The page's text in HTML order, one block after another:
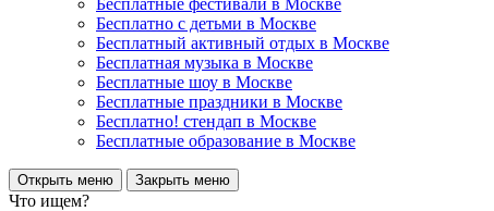
Бесплатные фестивали в Москве
Бесплатно с детьми в Москве
Бесплатный активный отдых в Москве
Бесплатная музыка в Москве
Бесплатные шоу в Москве
Бесплатные праздники в Москве
Бесплатно! стендап в Москве
Бесплатные образование в Москве
Открыть меню Закрыть меню
Что ищем?